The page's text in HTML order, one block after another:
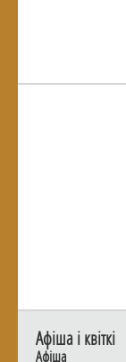
Афiша i квiткi
Афiша